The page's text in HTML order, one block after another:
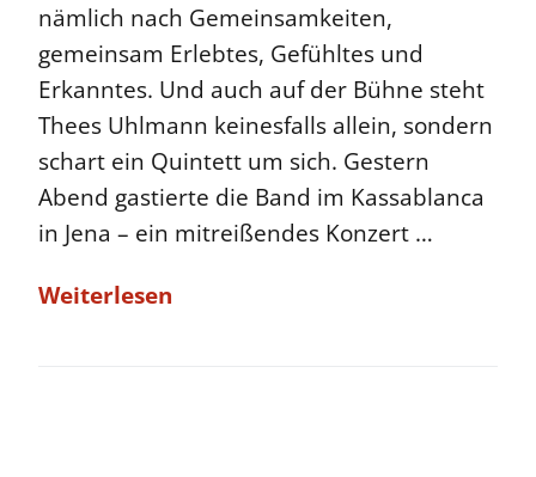
nämlich nach Gemeinsamkeiten,
gemeinsam Erlebtes, Gefühltes und
Erkanntes. Und auch auf der Bühne steht
Thees Uhlmann keinesfalls allein, sondern
schart ein Quintett um sich. Gestern
Abend gastierte die Band im Kassablanca
in Jena – ein mitreißendes Konzert …
Weiterlesen